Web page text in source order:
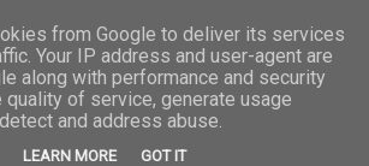
from Google to deliver its services
Your IP address and user-agent are
along with performance and security
of service, generate usage
and address abuse.
LEARN MORE GOT IT